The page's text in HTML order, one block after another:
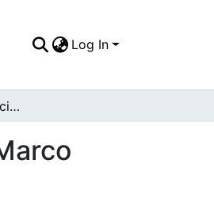
Log In
Comunión y Confirmación en la Escuela Militar de Aviación Marco Fidel Suárez